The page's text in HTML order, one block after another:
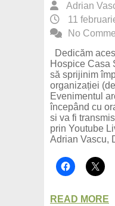
Adrian
11
No
Dedicăm
Hospice Casa
să sprijinim
organizației
Evenimentul
începând cu
si va fi
prin Youtube
Adrian Vascu,
READ MORE